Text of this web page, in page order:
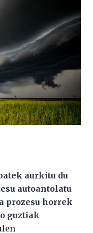
aurkitu du
autoantolatu
prozesu horrek
guztiak